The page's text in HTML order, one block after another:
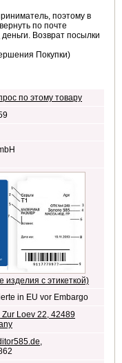
поэтому в
по почте
Возврат посылки
Покупки)
по этому товару
изделия с этикеткой)
in EU vor Embargo
Loev 22, 42489
,